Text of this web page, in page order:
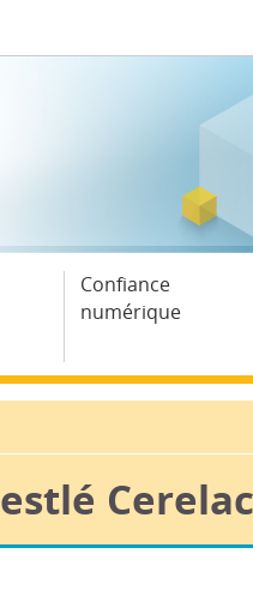
Confiance
numérique
Cerelac